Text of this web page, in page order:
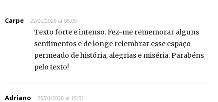
Carpe 22/01/2026 at 08:09
Texto forte e intenso. Fez-me rememorar alguns
sentimentos e de longe relembrar esse espaço
permeado de história, alegrias e miséria. Parabéns
pelo texto!
Adriano 26/01/2026 at 15:51